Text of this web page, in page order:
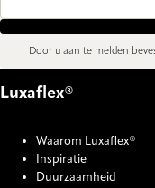
Door u aan te melden
Luxaflex®
Waarom Luxaflex®
Inspiratie
Duurzaamheid